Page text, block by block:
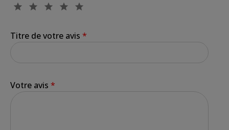
Titre de votre avis *
Votre avis *